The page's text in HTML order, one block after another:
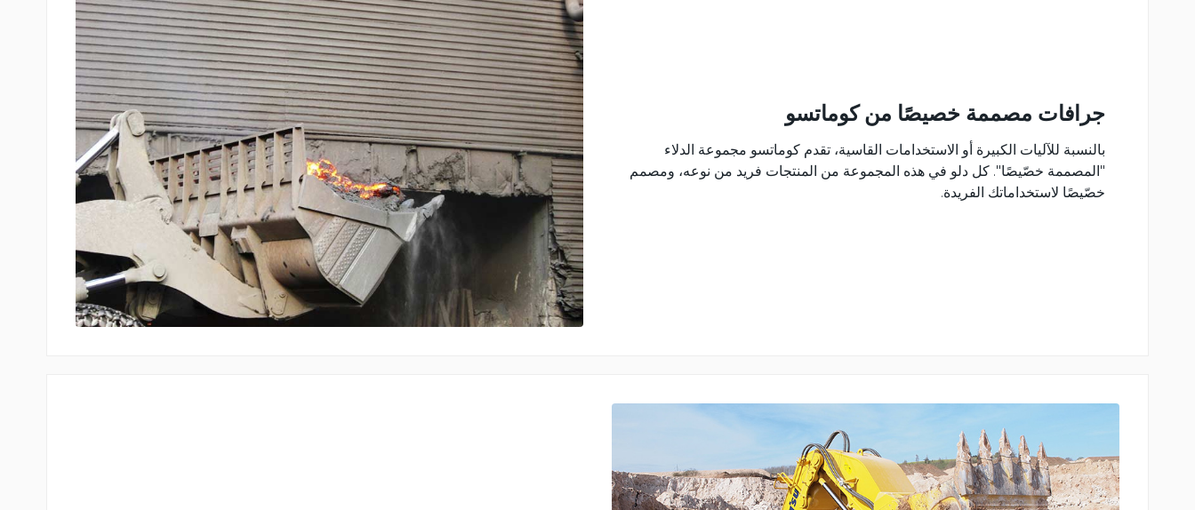
جرافات مصممة خصيصًا من كوماتسو
بالنسبة للآليات الكبيرة أو الاستخدامات القاسية، تقدم كوماتسو مجموعة الدلاء
"المصممة خصّيصًا". كل دلو في هذه المجموعة من المنتجات فريد من نوعه، ومصمم
خصّيصًا لاستخداماتك الفريدة.